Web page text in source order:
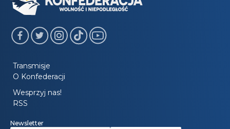
Transmisje
O Konfederacji
Wesprzyj nas!
RSS
Newsletter